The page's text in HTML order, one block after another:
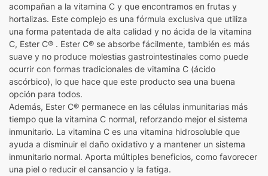
acompañan a la vitamina C y que encontramos en frutas y
hortalizas. Este complejo es una fórmula exclusiva que utiliza
una forma patentada de alta calidad y no ácida de la vitamina
C, Ester C® . Ester C® se absorbe fácilmente, también es más
suave y no produce molestias gastrointestinales como puede
ocurrir con formas tradicionales de vitamina C (ácido
ascórbico), lo que hace que este producto sea una buena
opción para todos.
Además, Ester C® permanece en las células inmunitarias más
tiempo que la vitamina C normal, reforzando mejor el sistema
inmunitario. La vitamina C es una vitamina hidrosoluble que
ayuda a disminuir el daño oxidativo y a mantener un sistema
inmunitario normal. Aporta múltiples beneficios, como favorecer
una piel o reducir el cansancio y la fatiga.